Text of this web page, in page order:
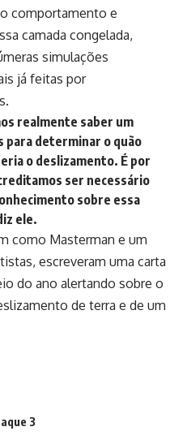
comportamento e
camada congelada,
simulações
já feitas por
realmente saber um
para determinar o quão
o deslizamento. É por
ser necessário
sobre essa
ele.
como Masterman e um
escreveram uma carta
do ano alertando sobre o
de terra e de um
3